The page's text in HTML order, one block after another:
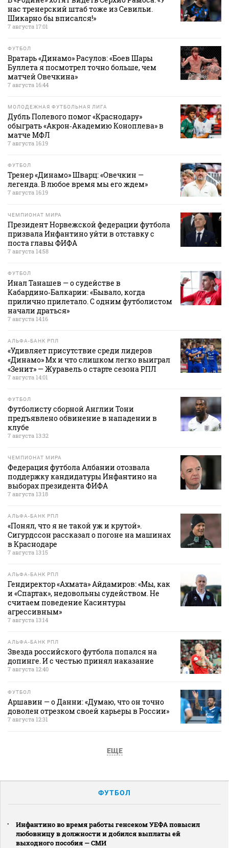
нас тренерский штаб тоже из Севильи.
Шикарно бы вписался!»
7 августа 17:01
ФУТБОЛ
Вратарь «Динамо» Расулов: «Боев Шары
Буллета я посмотрел точно больше, чем
матчей Овечкина»
7 августа 16:44
МОЛОДЕЖНАЯ ФУТБОЛЬНАЯ ЛИГА
Дубль Полевого помог «Краснодару»
обыграть «Акрон‑Академию Коноплева» в
матче МФЛ
7 августа 16:19
ФУТБОЛ
Тренер «Динамо» Шварц: «Овечкин —
легенда. В любое время мы его ждем»
7 августа 16:19
ЧЕМПИОНАТ МИРА
Президент Норвежской федерации футбола
призвала Инфантино уйти в отставку с
поста главы ФИФА
7 августа 14:58
ФУТБОЛ
Инал Танашев — о судействе в
Кабардино‑Балкарии: «Бывало, когда
прилично прилетало. С одним футболистом
начали драться»
7 августа 14:16
АЛЬФА-БАНК РПЛ
«Удивляет присутствие среди лидеров
«Динамо» Мх и что слишком легко выиграл
«Зенит» — Журавель о старте сезона РПЛ
7 августа 14:01
ФУТБОЛ
Футболисту сборной Англии Тони
предъявлено обвинение в нападении в
клубе
7 августа 13:32
ЧЕМПИОНАТ МИРА
Федерация футбола Албании отозвала
поддержку кандидатуры Инфантино на
выборах президента ФИФА
7 августа 13:18
АЛЬФА-БАНК РПЛ
«Понял, что я не такой уж и крутой».
Сигурдссон рассказал о погоне на машинах
в Краснодаре
7 августа 13:15
АЛЬФА-БАНК РПЛ
Гендиректор «Ахмата» Айдамиров: «Мы, как
и «Спартак», недовольны судейством. Не
считаем поведение Касинтуры
агрессивным»
7 августа 13:14
АЛЬФА-БАНК РПЛ
Звезда российского футбола попался на
допинге. И с честью принял наказание
7 августа 12:40
ФУТБОЛ
Аршавин — о Данни: «Думаю, что он точно
доволен отрезком своей карьеры в России»
7 августа 12:31
ЕЩЕ
ФУТБОЛ
Инфантино во время работы генсеком УЕФА повысил
любовницу в должности и добился выплаты ей
выходного пособия — СМИ